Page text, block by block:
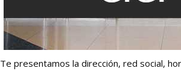
Te presentamos la dirección, red social,